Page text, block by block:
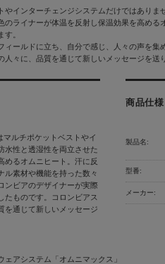
やインターチェンジシステムだけではありま
ライナーが体温を反射し保温効果を高め
。
ールドに立ち、自分で感じ、人々の声を集
々に、品質を通じて新しいメッセージを送
ルチポケットベストやイ
水性と透湿性を両立させた
めるオムニヒート。汗に反
ル素材や機能を持った数々
ンビアのデザイナーが実際
たものです。コロンビアス
を通じて新しいメッセージ
商品仕様
製品名:
型番:
メーカー:
アシステム「オムニマックス」